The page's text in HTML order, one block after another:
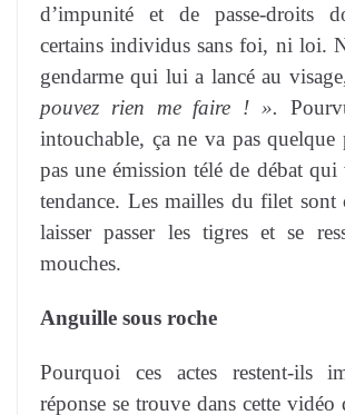
d’impunité et de passe-droits
certains individus sans foi, ni loi.
gendarme qui lui a lancé au
pouvez rien me faire ! ».
intouchable, ça ne va pas quelque
pas une émission télé de débat qui
tendance. Les mailles du filet sont
laisser passer les tigres et se
mouches.
Anguille sous roche
Pourquoi ces actes restent-ils
réponse se trouve dans cette